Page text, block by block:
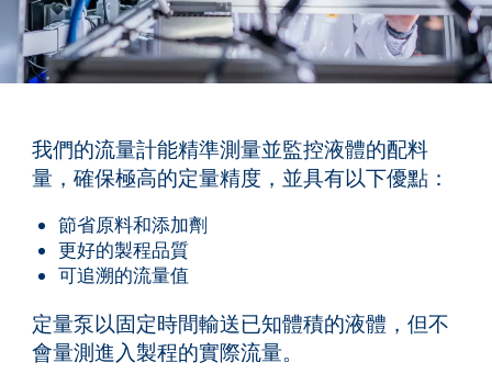
我們的流量計能精準測量並監控液體的配料
量，確保極高的定量精度，並具有以下優點：
節省原料和添加劑
更好的製程品質
可追溯的流量值
定量泵以固定時間輸送已知體積的液體，但不
會量測進入製程的實際流量。